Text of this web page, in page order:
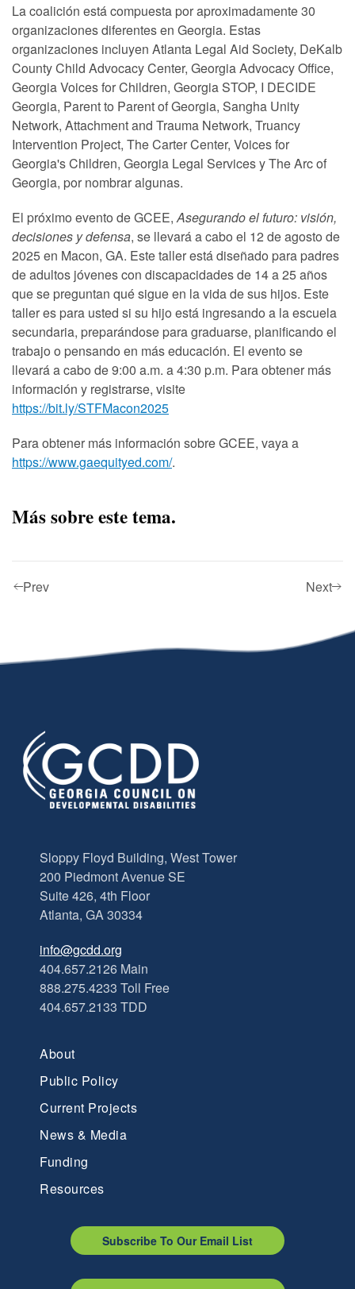
La coalición está compuesta por aproximadamente 30
organizaciones diferentes en Georgia. Estas
organizaciones incluyen Atlanta Legal Aid Society, DeKalb
County Child Advocacy Center, Georgia Advocacy Office,
Georgia Voices for Children, Georgia STOP, I DECIDE
Georgia, Parent to Parent of Georgia, Sangha Unity
Network, Attachment and Trauma Network, Truancy
Intervention Project, The Carter Center, Voices for
Georgia's Children, Georgia Legal Services y The Arc of
Georgia, por nombrar algunas.
El próximo evento de GCEE, Asegurando el futuro: visión,
decisiones y defensa, se llevará a cabo el 12 de agosto de
2025 en Macon, GA. Este taller está diseñado para padres
de adultos jóvenes con discapacidades de 14 a 25 años
que se preguntan qué sigue en la vida de sus hijos. Este
taller es para usted si su hijo está ingresando a la escuela
secundaria, preparándose para graduarse, planificando el
trabajo o pensando en más educación. El evento se
llevará a cabo de 9:00 a.m. a 4:30 p.m. Para obtener más
información y registrarse, visite
https://bit.ly/STFMacon2025
Para obtener más información sobre GCEE, vaya a
https://www.gaequityed.com/.
Más sobre este tema.
Prev Next
Sloppy Floyd Building, West Tower
200 Piedmont Avenue SE
Suite 426, 4th Floor
Atlanta, GA 30334
info@gcdd.org
404.657.2126 Main
888.275.4233 Toll Free
404.657.2133 TDD
About
Public Policy
Current Projects
News & Media
Funding
Resources
Subscribe To Our Email List